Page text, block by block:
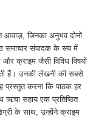
जिनका अनुभव दोनों
समाचार संपादक के रूप में
क्राइम जैसी विविध विषयों
हैं। उनकी लेखनी की सबसे
प्रस्तुत करना कि पाठक हर
सहाय एक प्रतिष्ठित
के साथ, उन्होंने क्राइम